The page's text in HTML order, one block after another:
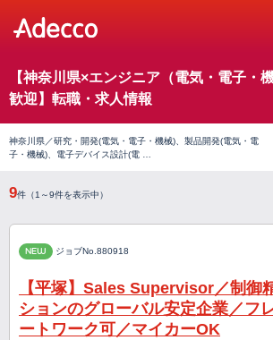
【神奈川県×エンジニア（電気・電子・
歓迎】転職・求人情報
神奈川県／研究・開発(電気・電子・機械)、製品開発(電気・電
子・機械)、電子デバイス設計(電 …
9件（1～9件を表示中）
NEW ジョブNo.880918
【平塚】Sales Supervisor／制御
ションのグローバル安定企業／フ
ートワーク可／マイカーOK